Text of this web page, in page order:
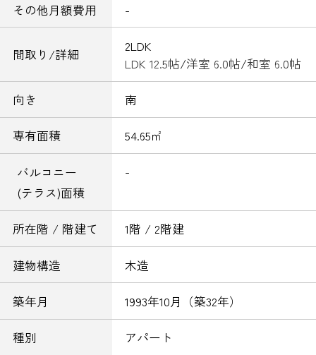
その他月額費用 -
間取り/詳細
2LDK
LDK 12.5帖/洋室 6.0帖/和室 6.0帖
向き 南
専有面積 54.65㎡
バルコニー
(テラス)面積
-
所在階 / 階建て 1階 / 2階建
建物構造 木造
築年月 1993年10月（築32年）
種別 アパート